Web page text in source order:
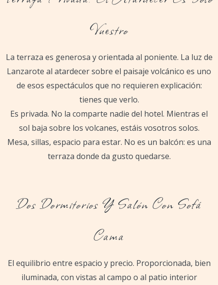
Vuestro
La terraza es generosa y orientada al poniente. La luz de
Lanzarote al atardecer sobre el paisaje volcánico es uno
de esos espectáculos que no requieren explicación:
tienes que verlo.
Es privada. No la comparte nadie del hotel. Mientras el
sol baja sobre los volcanes, estáis vosotros solos.
Mesa, sillas, espacio para estar. No es un balcón: es una
terraza donde da gusto quedarse.
Dos Dormitorios Y Salón Con Sofá
Cama
El equilibrio entre espacio y precio. Proporcionada, bien
iluminada, con vistas al campo o al patio interior